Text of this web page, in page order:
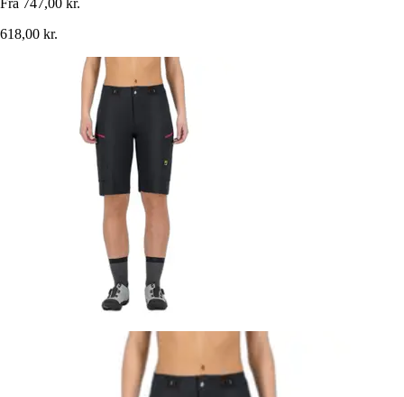
Fra 747,00 kr.
618,00 kr.